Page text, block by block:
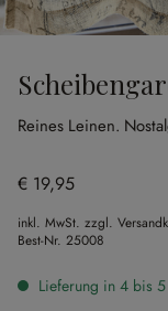
Reines Leinen.
€ 19,95
inkl. MwSt. zzgl.
Best-Nr. 25008
Lieferung in 4 bis